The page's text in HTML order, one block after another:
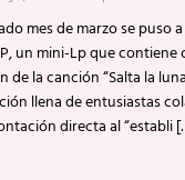
2 de mayo de 2026 en
Su ‘aullido’ retumbó
La historia de Nintendo Vol. 2
mes de marzo se puso
un mini-Lp que
de la canción “Salta la
llena de entusiastas
directa al “establi